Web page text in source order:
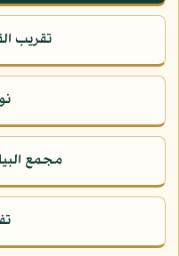
تقريب
مجمع